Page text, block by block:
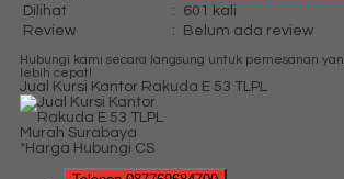
Dilihat
:
601 kali
Review
: Belum ada review
Hubungi kami secara langsung untuk pemesanan
lebih cepat!
Jual Kursi Kantor Rakuda E 53 TLPL
*Harga Hubungi CS